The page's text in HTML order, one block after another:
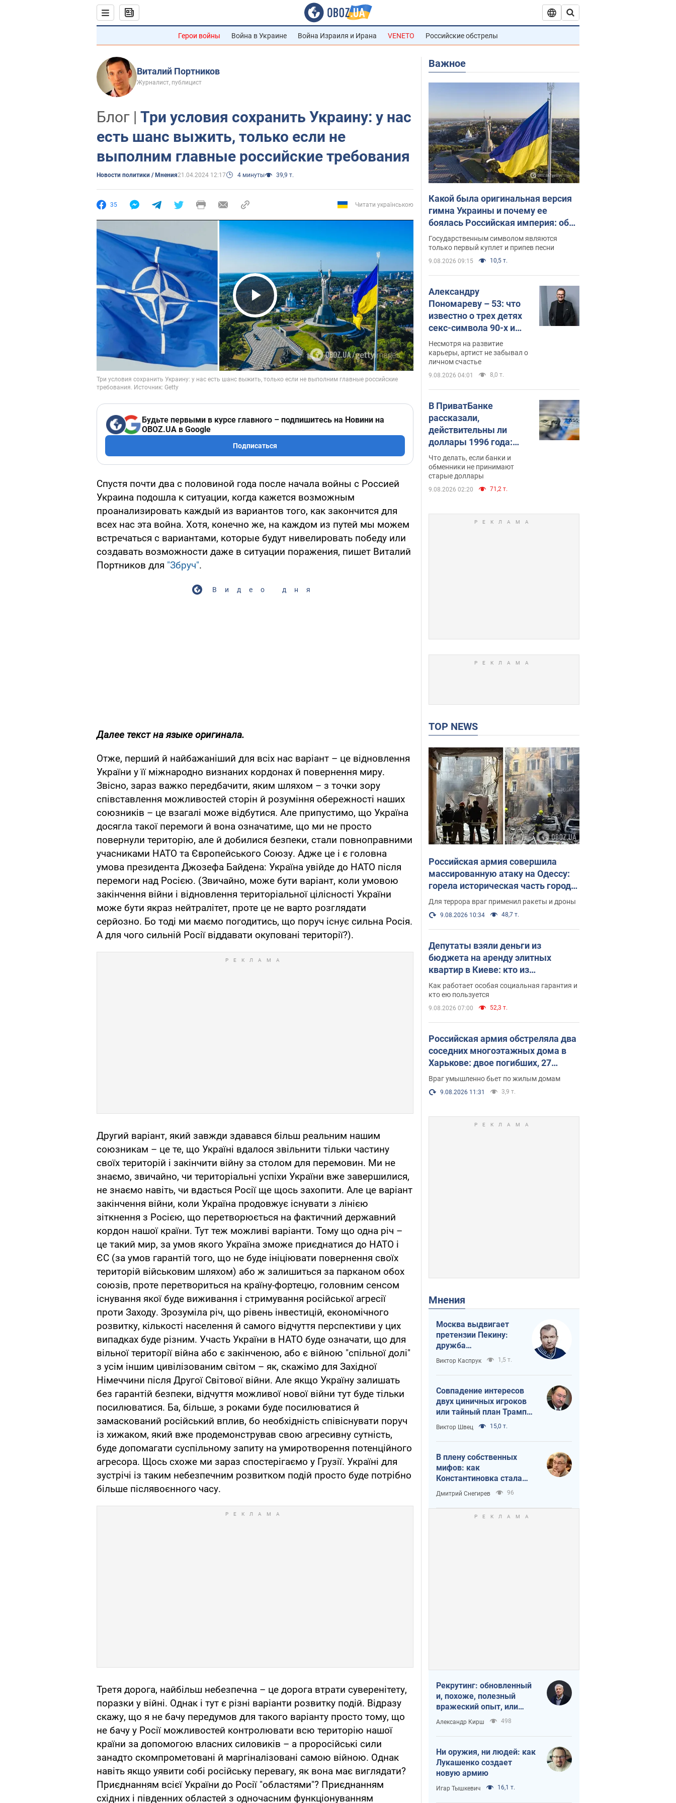
Герои войны Война в Украине Война Израиля и Ирана VENETO Российские обстрелы
Виталий Портников
Журналист, публицист
Блог | Три условия сохранить Украину: у нас
есть шанс выжить, только если не
выполним главные российские требования
Новости политики / Мнения21.04.2024 12:17 4 минуты 39,9 т.
35 Читати українською
Play Video
Будьте первыми в курсе главного – подпишитесь на Новини на
OBOZ.UA в Google
Подписаться
Спустя почти два с половиной года после начала войны с Россией
Украина подошла к ситуации, когда кажется возможным
проанализировать каждый из вариантов того, как закончится для
всех нас эта война. Хотя, конечно же, на каждом из путей мы можем
встречаться с вариантами, которые будут нивелировать победу или
создавать возможности даже в ситуации поражения, пишет Виталий
Портников для "Збруч".
Видео дня
Далее текст на языке оригинала.
Отже, перший й найбажаніший для всіх нас варіант – це відновлення
України у її міжнародно визнаних кордонах й повернення миру.
Звісно, зараз важко передбачити, яким шляхом – з точки зору
співставлення можливостей сторін й розуміння обережності наших
союзників – це взагалі може відбутися. Але припустимо, що Україна
досягла такої перемоги й вона означатиме, що ми не просто
повернули територію, але й добилися безпеки, стали повноправними
учасниками НАТО та Європейського Союзу. Адже це і є головна
умова президента Джозефа Байдена: Україна увійде до НАТО після
перемоги над Росією. (Звичайно, може бути варіант, коли умовою
закінчення війни і відновлення територіальної цілісності України
може бути якраз нейтралітет, проте це не варто розглядати
серйозно. Бо тоді ми маємо погодитись, що поруч існує сильна Росія.
А для чого сильній Росії віддавати окуповані території?).
Другий варіант, який завжди здавався більш реальним нашим
союзникам – це те, що Україні вдалося звільнити тільки частину
своїх територій і закінчити війну за столом для перемовин. Ми не
знаємо, звичайно, чи територіальні успіхи України вже завершилися,
не знаємо навіть, чи вдасться Росії ще щось захопити. Але це варіант
закінчення війни, коли Україна продовжує існувати з лінією
зіткнення з Росією, що перетворюється на фактичний державний
кордон нашої країни. Тут теж можливі варіанти. Тому що одна річ –
це такий мир, за умов якого Україна зможе приєднатися до НАТО і
ЄС (за умов гарантій того, що не буде ініціювати повернення своїх
територій військовим шляхом) або ж залишиться за парканом обох
союзів, проте перетвориться на країну-фортецю, головним сенсом
існування якої буде виживання і стримування російської агресії
проти Заходу. Зрозуміла річ, що рівень інвестицій, економічного
розвитку, кількості населення й самого відчуття перспективи у цих
випадках буде різним. Участь України в НАТО буде означати, що для
вільної території війна або є закінченою, або є війною "спільної долі"
з усім іншим цивілізованим світом – як, скажімо для Західної
Німеччини після Другої Світової війни. Але якщо Україну залишать
без гарантій безпеки, відчуття можливої нової війни тут буде тільки
посилюватися. Ба, більше, з роками буде посилюватися й
замаскований російський вплив, бо необхідність співіснувати поруч
із хижаком, який вже продемонстрував свою агресивну сутність,
буде допомагати суспільному запиту на умиротворення потенційного
агресора. Щось схоже ми зараз спостерігаємо у Грузії. Україні для
зустрічі із таким небезпечним розвитком подій просто буде потрібно
більше післявоєнного часу.
Третя дорога, найбільш небезпечна – це дорога втрати суверенітету,
поразки у війні. Однак і тут є різні варіанти розвитку подій. Відразу
скажу, що я не бачу передумов для такого варіанту просто тому, що
не бачу у Росії можливостей контролювати всю територію нашої
країни за допомогою власних силовиків – а проросійські сили
занадто скомпрометовані й маргіналізовані самою війною. Однак
навіть якщо уявити собі російську перевагу, як вона має виглядати?
Приєднанням всієї України до Росії "областями"? Приєднанням
східних і південних областей з одночасним функціонуванням
Важное
Какой была оригинальная версия
гимна Украины и почему ее
боялась Российская империя: об
этом не рассказывают в школе
Государственным символом являются
только первый куплет и припев песни
9.08.2026 09:15 10,5 т.
Александру
Пономареву – 53: что
известно о трех детях
секс-символа 90-х и
как они выглядят
Несмотря на развитие
карьеры, артист не забывал о
личном счастье
9.08.2026 04:01 8,0 т.
В ПриватБанке
рассказали,
действительны ли
доллары 1996 года:
принимают ли
обменники и банки
такие купюры
Что делать, если банки и
обменники не принимают
старые доллары
9.08.2026 02:20 71,2 т.
TOP NEWS
Российская армия совершила
массированную атаку на Одессу:
горела историческая часть города,
есть пострадавшие. Фото и видео
Для террора враг применил ракеты и дроны
9.08.2026 10:34 48,7 т.
Депутаты взяли деньги из
бюджета на аренду элитных
квартир в Киеве: кто из
парламентариев просил средства
и где поселился
Как работает особая социальная гарантия и
кто ею пользуется
9.08.2026 07:00 52,3 т.
Российская армия обстреляла два
соседних многоэтажных дома в
Харькове: двое погибших, 27
пострадавших
Враг умышленно бьет по жилым домам
9.08.2026 11:31 3,9 т.
Мнения
Москва выдвигает
претензии Пекину:
дружба
превращается в
зависимость России
от Китая
Виктор Каспрук 1,5 т.
Совпадение интересов
двух циничных игроков
или тайный план Трампа
и Путина?
Виктор Швец 15,0 т.
В плену собственных
мифов: как
Константиновка стала
главной идеологической
ловушкой для российских
оккупантов
Дмитрий Снегирев 96
Рекрутинг: обновленный
и, похоже, полезный
вражеский опыт, или
Диалектика
требовательной трусости
Александр Кирш 498
Ни оружия, ни людей: как
Лукашенко создает
новую армию
Игар Тышкевич 16,1 т.